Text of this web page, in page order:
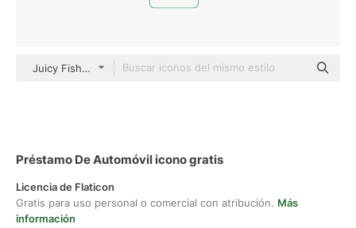
Juicy Fish Solid
Préstamo De Automóvil icono gratis
Licencia de Flaticon
Gratis para uso personal o comercial con atribución. Más
información